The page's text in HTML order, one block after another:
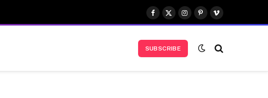
Facebook
X
(Twitter)
Instagram
Pinterest
Vimeo
SUBSCRIBE